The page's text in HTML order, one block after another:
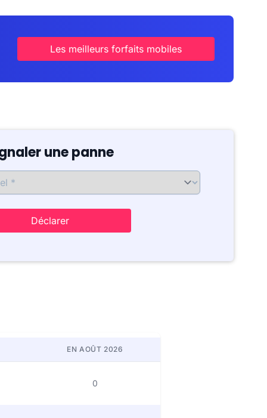
Les meilleurs forfaits mobiles
une panne
Déclarer
EN AOÛT 2026
0